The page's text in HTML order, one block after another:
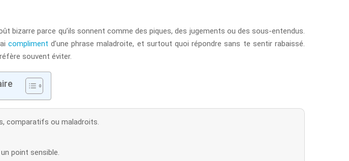
bizarre parce qu’ils sonnent comme des piques, des jugements ou des sous-entendus.
compliment d’une phrase maladroite, et surtout quoi répondre sans te sentir rabaissé.
souvent éviter.
comparatifs ou maladroits.
point sensible.